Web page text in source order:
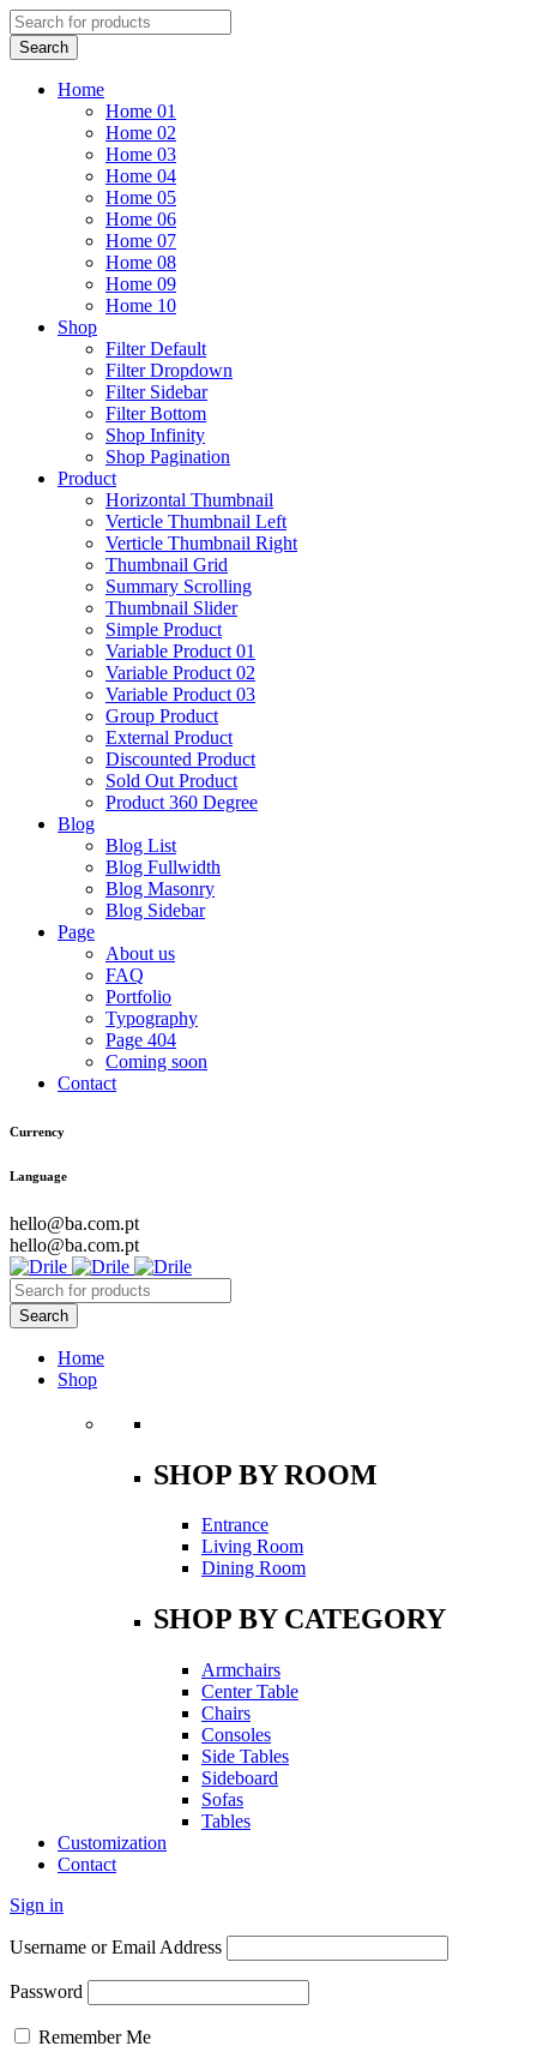
Home
Home 01
Home 02
Home 03
Home 04
Home 05
Home 06
Home 07
Home 08
Home 09
Home 10
Shop
Filter Default
Filter Dropdown
Filter Sidebar
Filter Bottom
Shop Infinity
Shop Pagination
Product
Horizontal Thumbnail
Verticle Thumbnail Left
Verticle Thumbnail Right
Thumbnail Grid
Summary Scrolling
Thumbnail Slider
Simple Product
Variable Product 01
Variable Product 02
Variable Product 03
Group Product
External Product
Discounted Product
Sold Out Product
Product 360 Degree
Blog
Blog List
Blog Fullwidth
Blog Masonry
Blog Sidebar
Page
About us
FAQ
Portfolio
Typography
Page 404
Coming soon
Contact
Currency
Language
hello@ba.com.pt
hello@ba.com.pt
Home
Shop
SHOP BY ROOM
Entrance
Living Room
Dining Room
SHOP BY CATEGORY
Armchairs
Center Table
Chairs
Consoles
Side Tables
Sideboard
Sofas
Tables
Customization
Contact
Sign in
Username or Email Address
Password
Remember Me